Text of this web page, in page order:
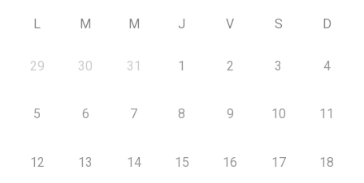
L M M J V S D
29 30 31 1 2 3 4
5 6 7 8 9 10 11
12 13 14 15 16 17 18